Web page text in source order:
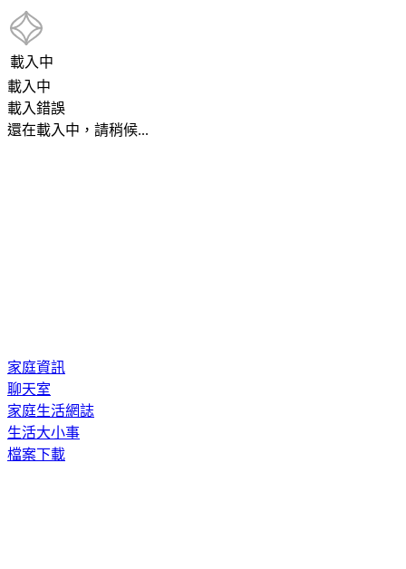
載入中
載入中
載入錯誤
還在載入中，請稍候...
家庭資訊
聊天室
家庭生活網誌
生活大小事
檔案下載